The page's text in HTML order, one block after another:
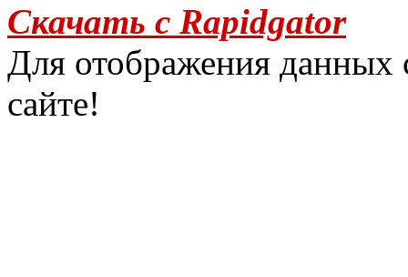
Скачать с Rapidgator
Для отображения
сайте!